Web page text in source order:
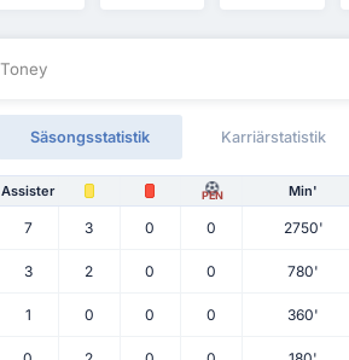
Säsongsstatistik Karriärstatistik
Assister PEN Min'
7 3 0 0 2750'
3 2 0 0 780'
1 0 0 0 360'